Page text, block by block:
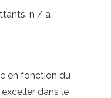
n / a
en fonction du
dans le